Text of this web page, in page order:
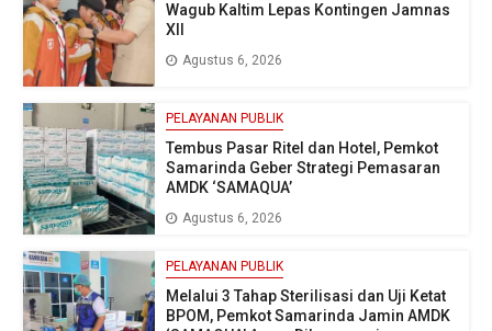
Wagub Kaltim Lepas Kontingen Jamnas
XII
Agustus 6, 2026
PELAYANAN PUBLIK
Tembus Pasar Ritel dan Hotel, Pemkot
Samarinda Geber Strategi Pemasaran
AMDK ‘SAMAQUA’
Agustus 6, 2026
PELAYANAN PUBLIK
Melalui 3 Tahap Sterilisasi dan Uji Ketat
BPOM, Pemkot Samarinda Jamin AMDK